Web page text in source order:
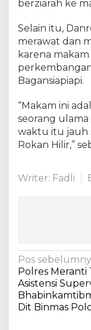
berziarah ke
Selain itu,
merawat dan
karena
Bagansiapiapi.
“Makam ini
seorang
waktu itu jauh
Rokan Hilir,”
Writer: Fadli
N
a
v
i
Pos
Polres Meranti
Asistensi
Dit Binmas